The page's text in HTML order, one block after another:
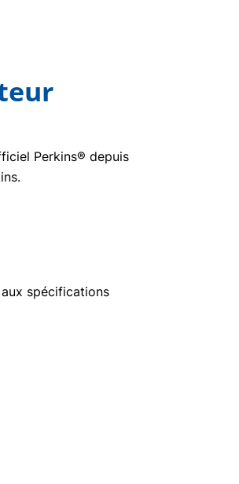
Perkins® depuis
spécifications